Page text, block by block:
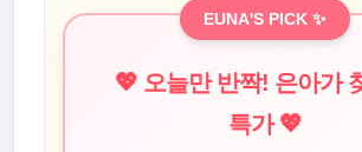
EUNA'S PICK ✨
💖 오늘만 반짝! 은아가
특가 💖